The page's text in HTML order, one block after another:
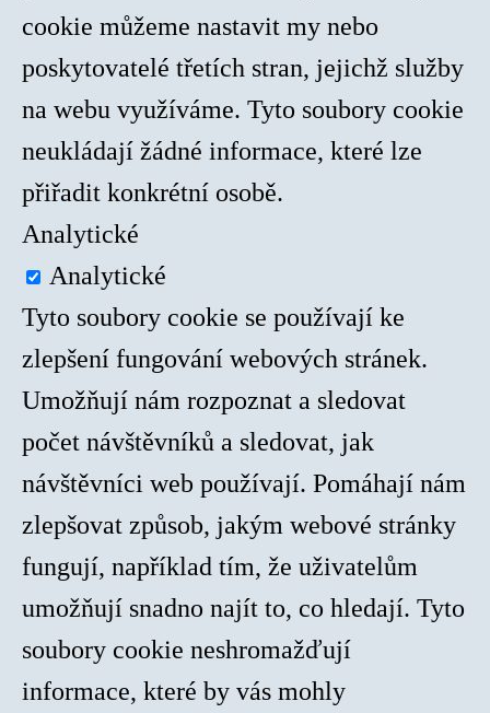
cookie můžeme nastavit my nebo
poskytovatelé třetích stran, jejichž služby
na webu využíváme. Tyto soubory cookie
neukládají žádné informace, které lze
přiřadit konkrétní osobě.
Analytické
Analytické
Tyto soubory cookie se používají ke
zlepšení fungování webových stránek.
Umožňují nám rozpoznat a sledovat
počet návštěvníků a sledovat, jak
návštěvníci web používají. Pomáhají nám
zlepšovat způsob, jakým webové stránky
fungují, například tím, že uživatelům
umožňují snadno najít to, co hledají. Tyto
soubory cookie neshromažďují
informace, které by vás mohly